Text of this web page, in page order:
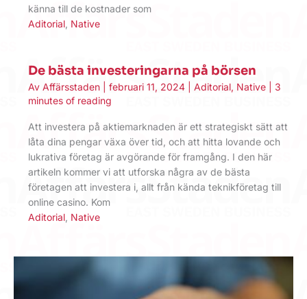
känna till de kostnader som
Aditorial Native
De bästa investeringarna på börsen
Av Affärsstaden februari 11, 2024 Aditorial, Native
3
minutes of reading
Att investera på aktiemarknaden är ett strategiskt sätt att
låta dina pengar växa över tid, och att hitta lovande och
lukrativa företag är avgörande för framgång. I den här
artikeln kommer vi att utforska några av de bästa
företagen att investera i, allt från kända teknikföretag till
online casino. Kom
Aditorial Native